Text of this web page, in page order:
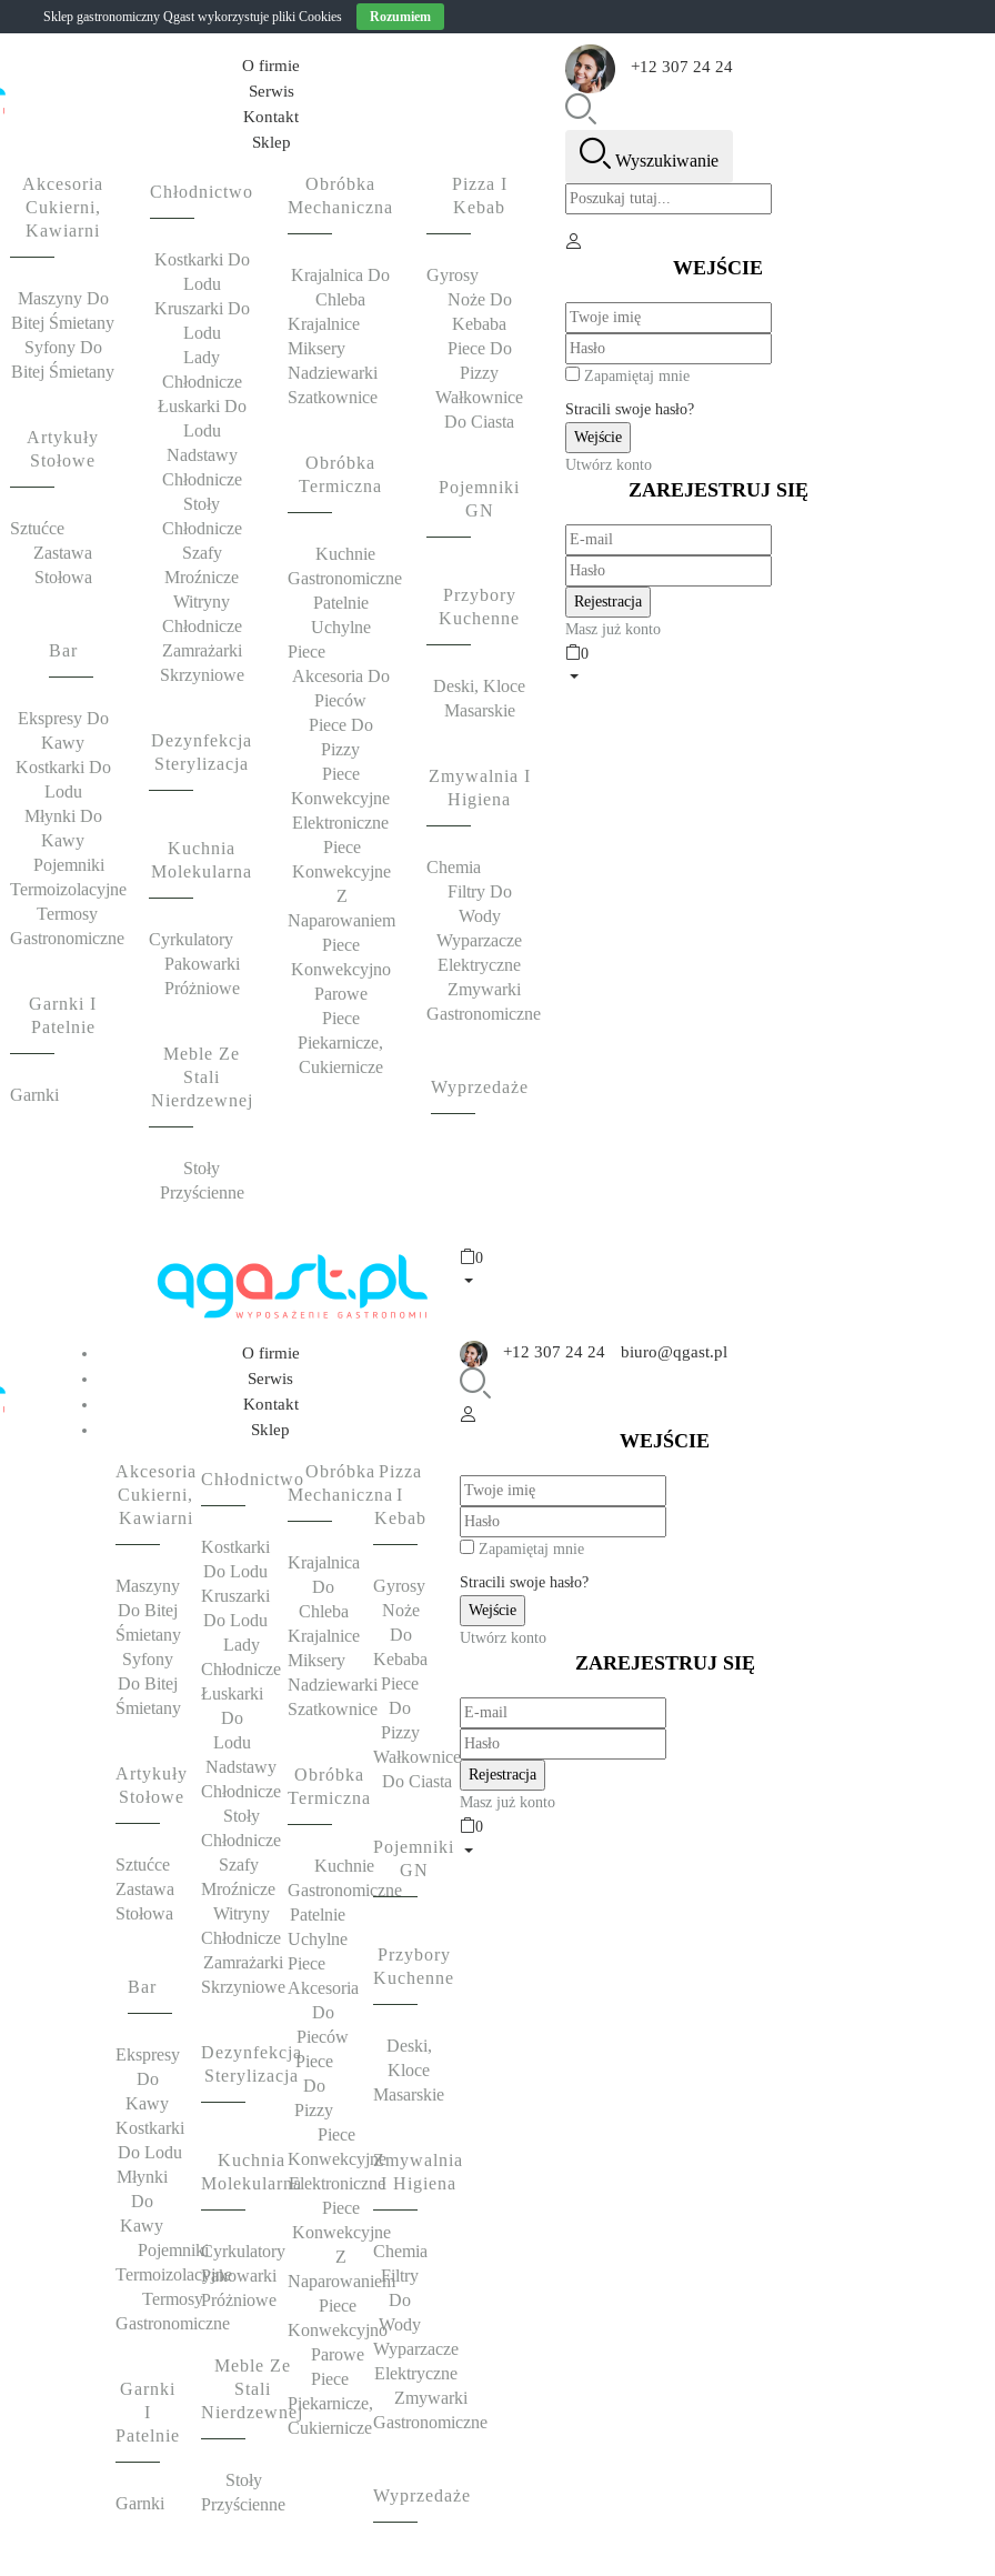
O firmie
Serwis
Kontakt
Sklep
Akcesoria
Cukierni,
Kawiarni
Maszyny Do
Bitej Śmietany
Syfony Do
Bitej Śmietany
Artykuły
Stołowe
Sztućce
Zastawa
Stołowa
Bar
Ekspresy Do
Kawy
Kostkarki Do
Lodu
Młynki Do
Kawy
Pojemniki
Termoizolacyjne
Termosy
Gastronomiczne
Garnki I
Patelnie
Garnki
Chłodnictwo
Kostkarki Do
Lodu
Kruszarki Do
Lodu
Lady
Chłodnicze
Łuskarki Do
Lodu
Nadstawy
Chłodnicze
Stoły
Chłodnicze
Szafy
Mroźnicze
Witryny
Chłodnicze
Zamrażarki
Skrzyniowe
Dezynfekcja
Sterylizacja
Kuchnia
Molekularna
Cyrkulatory
Pakowarki
Próżniowe
Meble Ze
Stali
Nierdzewnej
Stoły
Przyścienne
Obróbka
Mechaniczna
Krajalnica Do
Chleba
Krajalnice
Miksery
Nadziewarki
Szatkownice
Obróbka
Termiczna
Kuchnie
Gastronomiczne
Patelnie
Uchylne
Piece
Akcesoria Do
Pieców
Piece Do
Pizzy
Piece
Konwekcyjne
Elektroniczne
Piece
Konwekcyjne
Z
Naparowaniem
Piece
Konwekcyjno
Parowe
Piece
Piekarnicze,
Cukiernicze
Pizza I
Kebab
Gyrosy
Noże Do
Kebaba
Piece Do
Pizzy
Wałkownice
Do Ciasta
Pojemniki
GN
Przybory
Kuchenne
Deski, Kloce
Masarskie
Zmywalnia I
Higiena
Chemia
Filtry Do
Wody
Wyparzacze
Elektryczne
Zmywarki
Gastronomiczne
Wyprzedaże
+12 307 24 24
Wyszukiwanie
WEJŚCIE
Zapamiętaj mnie
Stracili swoje hasło?
Utwórz konto
ZAREJESTRUJ SIĘ
Masz już konto
0
0
O firmie
Serwis
Kontakt
Sklep
Akcesoria
Cukierni,
Kawiarni
Maszyny
Do Bitej
Śmietany
Syfony
Do Bitej
Śmietany
Artykuły
Stołowe
Sztućce
Zastawa
Stołowa
Bar
Ekspresy
Do
Kawy
Kostkarki
Do Lodu
Młynki
Do
Kawy
Pojemniki
Termoizolacyjne
Termosy
Gastronomiczne
Garnki
I
Patelnie
Garnki
Chłodnictwo
Kostkarki
Do Lodu
Kruszarki
Do Lodu
Lady
Chłodnicze
Łuskarki
Do
Lodu
Nadstawy
Chłodnicze
Stoły
Chłodnicze
Szafy
Mroźnicze
Witryny
Chłodnicze
Zamrażarki
Skrzyniowe
Dezynfekcja
Sterylizacja
Kuchnia
Molekularna
Cyrkulatory
Pakowarki
Próżniowe
Meble Ze
Stali
Nierdzewnej
Stoły
Przyścienne
Obróbka
Mechaniczna
Krajalnica
Do
Chleba
Krajalnice
Miksery
Nadziewarki
Szatkownice
Obróbka
Termiczna
Kuchnie
Gastronomiczne
Patelnie
Uchylne
Piece
Akcesoria
Do
Pieców
Piece
Do
Pizzy
Piece
Konwekcyjne
Elektroniczne
Piece
Konwekcyjne
Z
Naparowaniem
Piece
Konwekcyjno
Parowe
Piece
Piekarnicze,
Cukiernicze
Pizza
I
Kebab
Gyrosy
Noże
Do
Kebaba
Piece
Do
Pizzy
Wałkownice
Do Ciasta
Pojemniki
GN
Przybory
Kuchenne
Deski,
Kloce
Masarskie
Zmywalnia
I Higiena
Chemia
Filtry
Do
Wody
Wyparzacze
Elektryczne
Zmywarki
Gastronomiczne
Wyprzedaże
+12 307 24 24 biuro@qgast.pl
WEJŚCIE
Zapamiętaj mnie
Stracili swoje hasło?
Utwórz konto
ZAREJESTRUJ SIĘ
Masz już konto
0
Sklep gastronomiczny Qgast wykorzystuje pliki Cookies Rozumiem